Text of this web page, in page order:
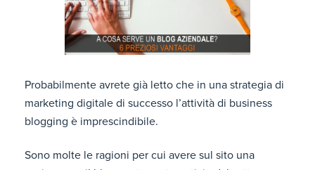
Probabilmente avrete già letto che in una strategia di
marketing digitale di successo l’attività di business
blogging è imprescindibile.
Sono molte le ragioni per cui avere sul sito una